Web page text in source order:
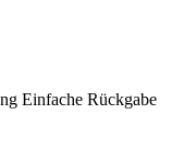
Einfache Rückgabe